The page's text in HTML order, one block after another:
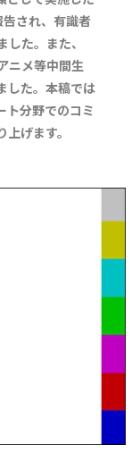
され、有識者
た。また、
ニメ等中間生
した。本稿では
ト分野でのコミ
げます。